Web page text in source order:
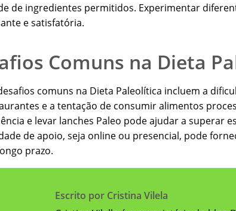
de ingredientes permitidos. Experimentar
e satisfatória.
Comuns na Dieta
comuns na Dieta Paleolítica incluem a
e a tentação de consumir alimentos
e levar lanches Paleo pode ajudar a superar
de apoio, seja online ou presencial, pode
prazo.
Escrito por Cristina Vilela